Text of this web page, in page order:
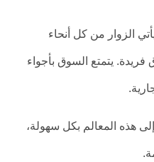
الزوار من كل أنحاء
فريدة. يتمتع السوق بأجواء
هذه المعالم بكل سهولة،